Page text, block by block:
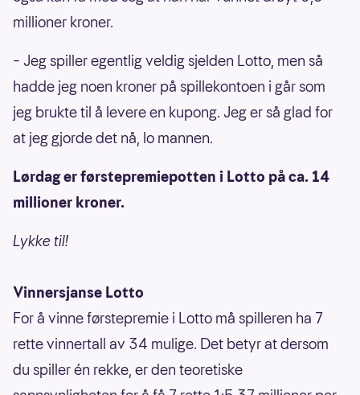
millioner kroner.
– Jeg spiller egentlig veldig sjelden Lotto, men så
hadde jeg noen kroner på spillekontoen i går som
jeg brukte til å levere en kupong. Jeg er så glad for
at jeg gjorde det nå, lo mannen.
Lørdag er førstepremiepotten i Lotto på ca. 14
millioner kroner.
Lykke til!
Vinnersjanse Lotto
For å vinne førstepremie i Lotto må spilleren ha 7
rette vinnertall av 34 mulige. Det betyr at dersom
du spiller én rekke, er den teoretiske